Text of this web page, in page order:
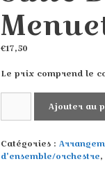
€17,50
Le prix comprend le
Suite
Menuet
Ajouter au
Catégories :
d'ensemble/orchestre,